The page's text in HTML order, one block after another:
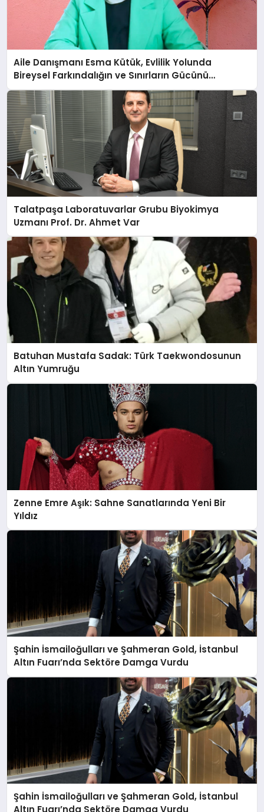
Aile Danışmanı Esma Kütük, Evlilik Yolunda
Bireysel Farkındalığın ve Sınırların Gücünü
Anlatıyor
Talatpaşa Laboratuvarlar Grubu Biyokimya
Uzmanı Prof. Dr. Ahmet Var
Batuhan Mustafa Sadak: Türk Taekwondosunun
Altın Yumruğu
Zenne Emre Aşık: Sahne Sanatlarında Yeni Bir
Yıldız
Şahin İsmailoğulları ve Şahmeran Gold, İstanbul
Altın Fuarı’nda Sektöre Damga Vurdu
Şahin İsmailoğulları ve Şahmeran Gold, İstanbul
Altın Fuarı’nda Sektöre Damga Vurdu